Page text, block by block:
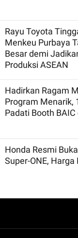
Rayu Toyota
Menkeu Purbaya
Besar demi
Produksi ASEAN
Hadirkan Ragam
Program Menarik,
Padati Booth BAIC
Honda Resmi
Super-ONE, Harga